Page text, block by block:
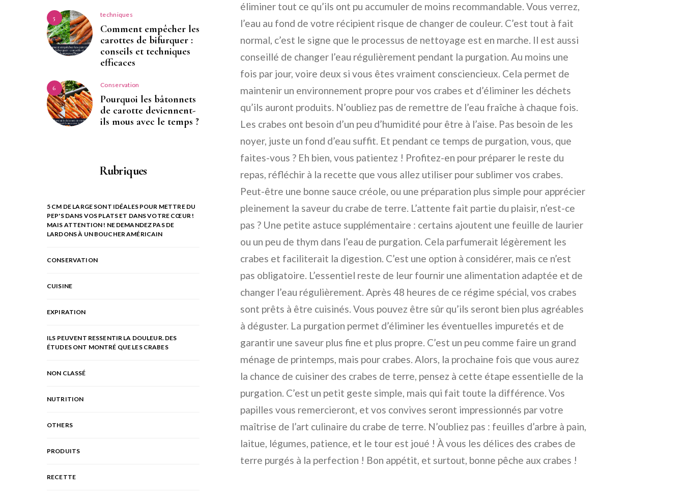
éliminer tout ce qu’ils ont pu accumuler de moins recommandable. Vous verrez,
l’eau au fond de votre récipient risque de changer de couleur. C’est tout à fait
normal, c’est le signe que le processus de nettoyage est en marche. Il est aussi
conseillé de changer l’eau régulièrement pendant la purgation. Au moins une
fois par jour, voire deux si vous êtes vraiment consciencieux. Cela permet de
maintenir un environnement propre pour vos crabes et d’éliminer les déchets
qu’ils auront produits. N’oubliez pas de remettre de l’eau fraîche à chaque fois.
Les crabes ont besoin d’un peu d’humidité pour être à l’aise. Pas besoin de les
noyer, juste un fond d’eau suffit. Et pendant ce temps de purgation, vous, que
faites-vous ? Eh bien, vous patientez ! Profitez-en pour préparer le reste du
repas, réfléchir à la recette que vous allez utiliser pour sublimer vos crabes.
Peut-être une bonne sauce créole, ou une préparation plus simple pour apprécier
pleinement la saveur du crabe de terre. L’attente fait partie du plaisir, n’est-ce
pas ? Une petite astuce supplémentaire : certains ajoutent une feuille de laurier
ou un peu de thym dans l’eau de purgation. Cela parfumerait légèrement les
crabes et faciliterait la digestion. C’est une option à considérer, mais ce n’est
pas obligatoire. L’essentiel reste de leur fournir une alimentation adaptée et de
changer l’eau régulièrement. Après 48 heures de ce régime spécial, vos crabes
sont prêts à être cuisinés. Vous pouvez être sûr qu’ils seront bien plus agréables
à déguster. La purgation permet d’éliminer les éventuelles impuretés et de
garantir une saveur plus fine et plus propre. C’est un peu comme faire un grand
ménage de printemps, mais pour crabes. Alors, la prochaine fois que vous aurez
la chance de cuisiner des crabes de terre, pensez à cette étape essentielle de la
purgation. C’est un petit geste simple, mais qui fait toute la différence. Vos
papilles vous remercieront, et vos convives seront impressionnés par votre
maîtrise de l’art culinaire du crabe de terre. N’oubliez pas : feuilles d’arbre à pain,
laitue, légumes, patience, et le tour est joué ! À vous les délices des crabes de
terre purgés à la perfection ! Bon appétit, et surtout, bonne pêche aux crabes !
5 techniques
Comment empêcher les
carottes de bifurquer :
conseils et techniques
efficaces
6 Conservation
Pourquoi les bâtonnets
de carotte deviennent-
ils mous avec le temps ?
Rubriques
5 CM DE LARGE SONT IDÉALES POUR METTRE DU
PEP'S DANS VOS PLATS ET DANS VOTRE CŒUR !
MAIS ATTENTION ! NE DEMANDEZ PAS DE
LARDONS À UN BOUCHER AMÉRICAIN
CONSERVATION
CUISINE
EXPIRATION
ILS PEUVENT RESSENTIR LA DOULEUR. DES
ÉTUDES ONT MONTRÉ QUE LES CRABES
NON CLASSÉ
NUTRITION
OTHERS
PRODUITS
RECETTE